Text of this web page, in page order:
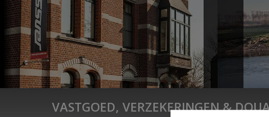
VASTGOED, VERZEKERINGEN &